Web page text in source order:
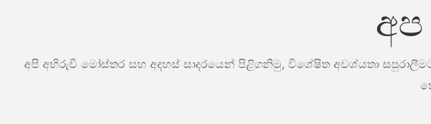
අපි අභිරුචි මෝස්තර සහ අදහස් සාදරයෙන් පිළිගනිමු, විශේෂිත අවශ්යතා